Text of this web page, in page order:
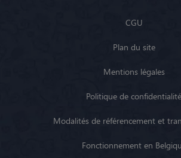
CGU
Plan du site
Mentions légales
Politique de confidentialité
Modalités de référencement et
Fonctionnement en